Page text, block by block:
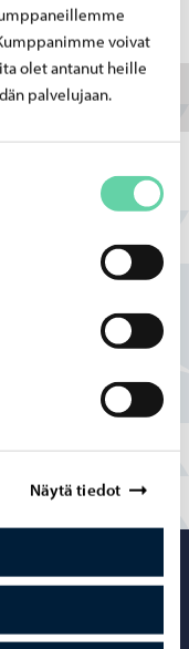
voivat
olet antanut heille
palvelujaan.
Näytä tiedot
Porvoo –